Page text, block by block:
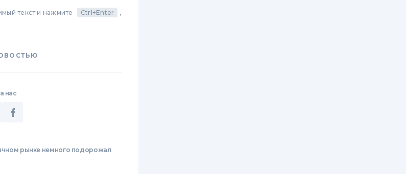
текст и нажмите Ctrl+Enter
,
нас
рынке немного подорожал